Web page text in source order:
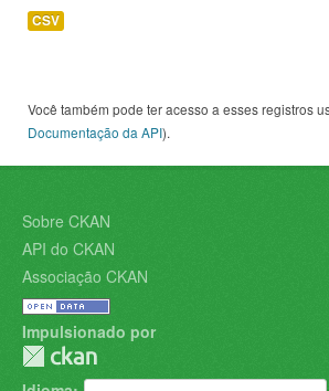
CSV
Você também pode ter acesso a esses registros
Documentação da API).
Sobre CKAN
API do CKAN
Associação CKAN
Impulsionado por